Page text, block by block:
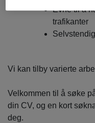
Evne til å
trafikanter
Vi kan tilby varierte
Velkommen til å søke
din CV, og en kort
deg.